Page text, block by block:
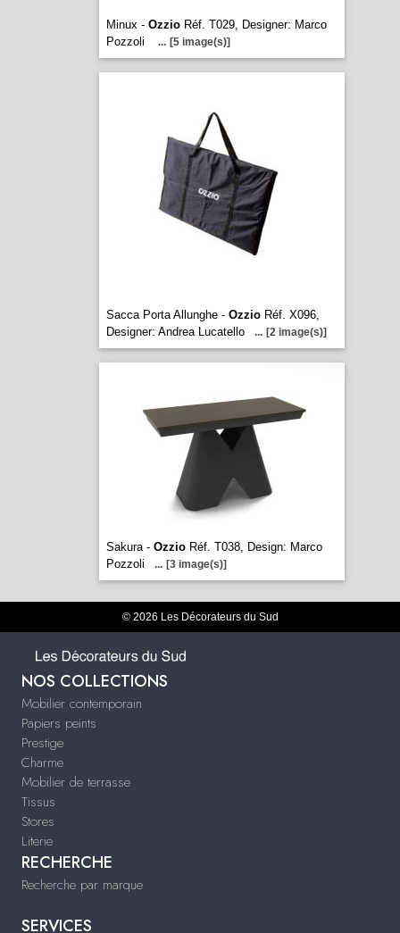
Minux - OzzioRéf. T029, Designer: Marco
Pozzoli
... [5 image(s)]
Sacca Porta Allunghe - OzzioRéf. X096,
Designer: Andrea Lucatello
... [2 image(s)]
Sakura - OzzioRéf. T038, Design: Marco
Pozzoli
... [3 image(s)]
© 2026 Les Décorateurs du Sud
NOS COLLECTIONS
Mobilier contemporain
Papiers peints
Prestige
Charme
Mobilier de terrasse
Tissus
Stores
Literie
RECHERCHE
Recherche par marque
SERVICES